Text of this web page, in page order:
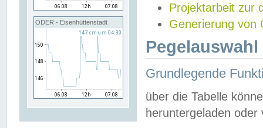
ODER - Eisenhüttenstadt
Projektarbeit zur
Generierung von
Grundlegende
über die Tabelle
heruntergeladen oder